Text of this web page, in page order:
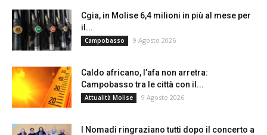
Cgia, in Molise 6,4 milioni in più al mese per
il...
Campobasso 9 Agosto 2026
Caldo africano, l’afa non arretra:
Campobasso tra le città con il...
Attualità Molise 9 Agosto 2026
I Nomadi ringraziano tutti dopo il concerto a